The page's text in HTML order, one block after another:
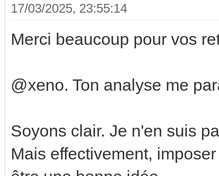
17/03/2025, 23:55:14
Merci beaucoup pour vos
@xeno. Ton analyse me
Soyons clair. Je n'en suis
Mais effectivement,